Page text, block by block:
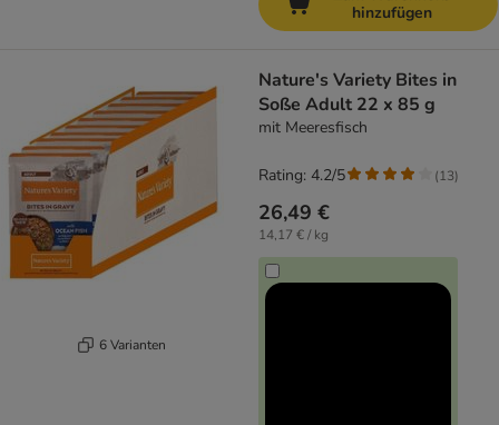
hinzufügen
6 Varianten
Nature's Variety Bites in
Soße Adult 22 x 85 g
mit Meeresfisch
26,49 €
14,17 € / kg
Rating: 4.2/5 (13)